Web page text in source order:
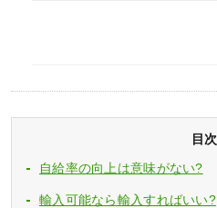
目次
自給率の向上は意味がない?
輸入可能なら輸入すればいい?